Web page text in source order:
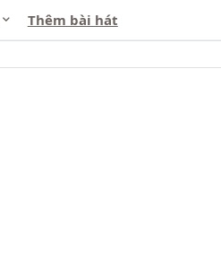
Thêm bài hát